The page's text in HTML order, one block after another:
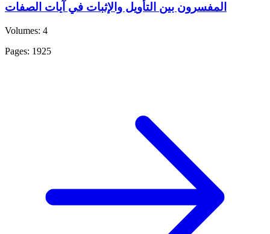
المفسرون بين التأويل والإثبات في آيات الصفات
Volumes: 4
Pages: 1925